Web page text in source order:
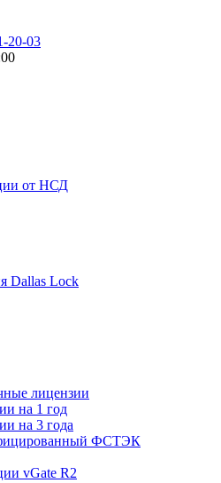
20-03
от НСД
Dallas Lock
лицензии
на 1 год
на 3 года
ФСТЭК
vGate R2